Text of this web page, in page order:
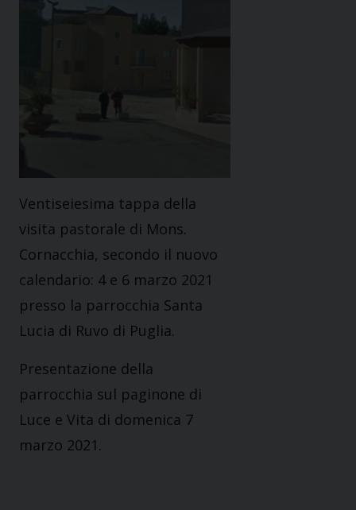
Ventiseiesima tappa della
visita pastorale di Mons.
Cornacchia, secondo il nuovo
calendario: 4 e 6 marzo 2021
presso la parrocchia Santa
Lucia di Ruvo di Puglia.
Presentazione della
parrocchia sul paginone di
Luce e Vita di domenica 7
marzo 2021.